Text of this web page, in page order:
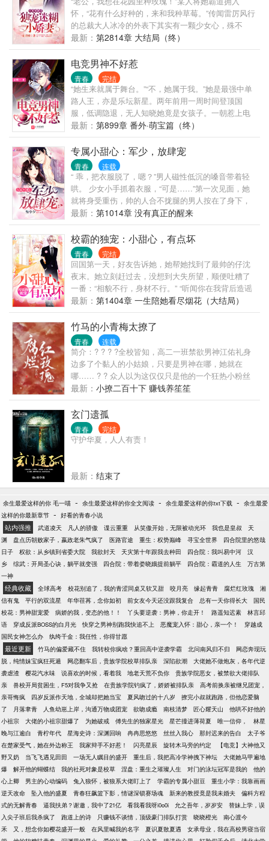
时候，闭上眼睛。 李暖君：可我想看你呀。 陆清恒：
看我什么？ 李暖君：看你对我欲罢不能的样子呀。
怀，“花有什么好种的，来和我种草莓。”传闻雷厉风行
的总裁大人冰冷的外表下其实有一颗少女心，殊不
知……“先生，太太又在您的跑车上画卡通！”“……”当
晚，她气呼呼地瞪着美眸，“我要和你离婚！”某人脸色
一沉，“看来我还没有好好地爱够你，封太太！”恋人之
间最美的情话就是，我想你，也想睡你，更想睡醒有
你。【推荐自己的新书《逗趣萌宝：神仙姐姐抱回
家》】
最新： 第2814章 大结局（终）
电竞男神不好惹
青春 完结
“她生来就属于舞台。”“不，她属于我。”她是最强中单
路人王，亦是乐坛新星。两年前用一周时间登顶国
服，低调隐退，无人知晓她竟是女孩子。一朝惹上电
竞男神，一纸合约，她债务清空...
最新： 第899章 番外·萌宝篇（终）
专属小甜心：军少，放肆宠
青春 连载
“ 乖，把衣服脱了，嗯？”男人磁性低沉的嗓音带着轻
哄。 少女小手抓着衣服，“可是……”第一次见面，她
就将身受重伤，帅的人合不拢腿的男人按在了身下，
强硬的扒了他的衣服。一句负责，她被他缠上，将他
带回了家。本以为带回去的是一枚秀色可餐的极品小
仙男，没想到却是一只腹黑的食肉大灰狼。某天，被
吃干抹净，啃得渣渣都不剩的少女捂着腰，气怒的对
着某只狼狂吼，“陆君恺，你这个骗子。”【高冷腹黑宠
妻狂魔vs软萌吃货（资深颜狗）宠夫少女】青梅竹马
甜宠无下限~~【推荐完结宠文《萌宝1加1：甜妻拐一
送二》】
最新： 第1014章 没有真正的醒来
校霸的独宠：小甜心，有点坏
青春 完结
回国第一天，好友告诉她，她帮她找到了最帅的仔沈
夜末。她立刻赶过去，没想到大失所望，顺便吐糟了
一番：“相貌不行，身材不行。” “听闻你在我背后造谣
我？”一次意外，她发现那天看到的男生并不是沈夜
末。 “那，那是误会！”盯着跟前这张完美的脸颊，她
猛咽口水，步步后退。 再一次相遇，他只想将她独宠
入怀！
最新： 第1404章 一生陪她看尽烟花（大结局）
竹马的小青梅太撩了
青春 连载
简介：? ? ? ?全校皆知，高二一班禁欲男神江佑礼身
边多了个黏人的小姑娘，只要是男神在哪，她就在
哪…… ? ? 众人以为这仅仅只是他的一个狂热小粉丝
而已，男神都不带搭理的。 ? ? ?某天聚会玩真心话大
冒险，小姑娘喝得稀里糊涂的，输了后选择大冒险，
酒壮怂人胆的指着坐在角落的少年， ? ? ? “江佑礼，
给我跳一个两只老虎！” ? ? ?此话一出，全场静默，表
示：果然很冒险…… ? ? ?场面一度尴尬，正当有人准
备打圆场时，只见一向矜贵清冷的江佑礼站了起来，
台中间很认真的跳完了一支儿歌。 ? ? ?跳完， 全场石
化…… ? ? 主人公倒是很淡定，撩了下眼皮，温雅
的不带搭理？！！
最新： 小撩二百十下 赚钱养笙笙
玄门遗孤
青春 完结
守护华夏，人人有责！
最新： 结束了
余生最爱这样的你 毛一喵 - 余生最爱这样的你全文阅读 - 余生最爱这样的你txt下载 - 余生最爱
这样的你最新章节 - 好看的青春小说
站内强推 武道凌天 凡人的骄傲 谍云重重 从笑傲开始，无限被动光环 我也是皇叔
天
渊
盘点历朝败家子，嬴政老朱气疯了 医路官途 重生：权势巅峰 寻宝全世界
四合院里的悠哉
日子
权欲：从乡镇到省委大院 我欲封天 天灾第十年跟我去种田 四合院：我叫易中河
汉
乡
综武：开局圣心诀，躺平就变强 四合院：带着娄晓娥提前躺平 四合院：霸道的人生
万古第
一神
经典收藏 全球高考 校花别追了，我的青涩同桌又软又甜 咬月亮 缘起青青 腐烂红玫瑰
湘
信有鬼
平行的双流星 年华荏苒，念你如初 前女友今天还没跟我复合 总有一天你得长大
国民
校花：男神甜宠爱
病娇的我，变态的他！！ 丫头要逆袭：男神，你走开！ 路遥知迟素
林言邱
语
穿成反派BOSS的白月光 快穿之男神别跑我快追不上 恶魔宠入怀：甜心，亲一个！
穿越成
国民女神怎么办
纨绔千金：我任性，你得甘愿
最近更新 竹马的偏爱藏不住 我转校你疯啥？重回高中逆袭学霸 北问南风归不归
网恋奔现玩
脱，纯情妹宝疯狂死遁
网恋翻车后，贵族学院校草排队亲 深陷欲潮
大佬她不做炮灰，各年代逆
袭虐渣
樱花汽水味 说喜欢的时候，看着我 地老天荒不负你
贵族学院恶女，被禁欲大佬排队
亲
兽校开局贫困生，F5对我争又抢 在贵族学院钓疯了，娇娇被排队亲
高考前换亲被继兄团宠，
亲哥悔疯
四岁反派作天地，全城却把她当宝 夏风吻过的十八岁
撩完小叔就跑路，但他恋爱脑
了
月落聿青 人鱼幼崽上岸，沟通万物成团宠 欲吻成瘾 南枝清梦 匠心耀天山
他哄不好他的
小祖宗
大佬的小祖宗甜爆了 为她破戒 傅先生的独家星光 星芒撞进薄荷夏 唯一信仰，
林星
晚与江逾白
青柠年代 星海史诗：深渊回响 冉冉思悠悠 丝丝入我心 那封迟来的告白
太子爷
在楚家受气，她在外边称王
我家辩手不好惹！ 闪亮星辰 旋转木马旁的约定
【电竞】大神他又
野又奶
当飞飞遇见田田 一场无人瞩目的盛开 重生后，我把高冷学神拽下神坛
大佬她马甲遍地
爆
解开他的蝴蝶结 我的社死对象是校草 涅盘：重生之璀璨人生 对门的泳坛冠军是我的
他的
心上卿
男主的心动编码 兔入狼怀，被狼系大佬盯上了 学霸的专属小甜豆
重生小学：我靠画画
逆天改命
坠入他的盛夏 青春狂飙篮下影，情谜深锁赛场魂 新来的教授竟是我未婚夫
偏科方程
式的无解青春
逼我扶弟？谢邀，我中了21亿 看我看我呀i0o0i 允之吾年，岁岁安
替妹上学，误
入尖子班后我杀疯了
跑道上的诗 只赚钱不谈情，顶级豪门排队打赏 晓晓橙光
南心渡今
禾
又，想念你如樱花盛开一般 在风里喊我的名字 夏识夏散夏遇
女承母业，我在高校男寝当宿